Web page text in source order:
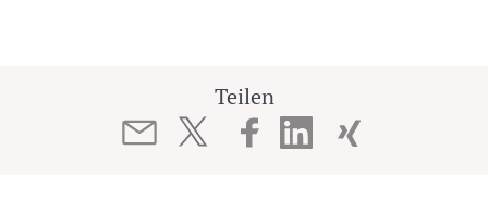
Teilen